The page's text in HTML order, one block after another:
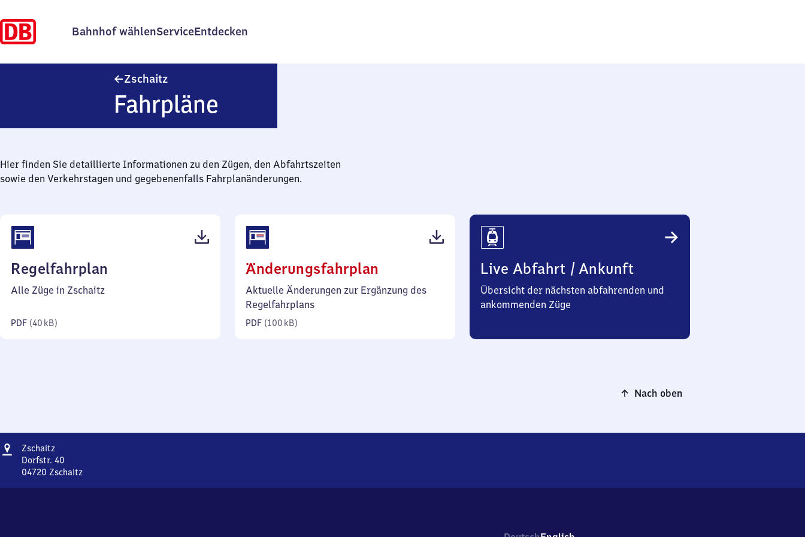
Bahnhof wählenServiceEntdecken
Zschaitz
Fahrpläne
Hier finden Sie detaillierte Informationen zu den Zügen, den Abfahrtszeiten
sowie den Verkehrstagen und gegebenenfalls Fahrplanänderungen.
Regelfahrplan
Alle Züge in Zschaitz
PDF (40 kB)
Änderungsfahrplan
100
Aktuelle Änderungen zur Ergänzung des
Regelfahrplans
PDF (100 kB)
Live Abfahrt / Ankunft
Übersicht der nächsten abfahrenden und
ankommenden Züge
Nach oben
Adresse
ZschaitzZschaitz
Dorfstr. 40
04720 Zschaitz